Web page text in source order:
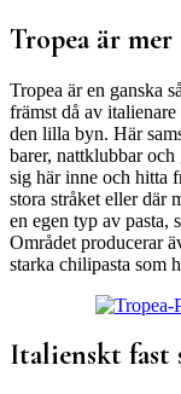
Tropea är
Tropea är en ganska
främst då av
den lilla byn. Här
barer, nattklubbar
sig här inne och hitta
stora stråket eller där
en egen typ av pasta,
Området producerar
starka chilipasta som
Italienskt fast